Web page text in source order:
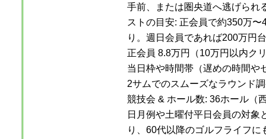
手前、または圏央道へ逃げられ
ストの目安: 正会員で約350万
り。週日会員であれば200万円
正会員 8.8万円（10万円以内ク
当日枠や時間帯（遅めの時間や
2サムでのスムーズなラウンド
競技会 & ホール数: 36ホール（
日月例や土曜付平日会員の対象
り、60代以降のゴルフライフに